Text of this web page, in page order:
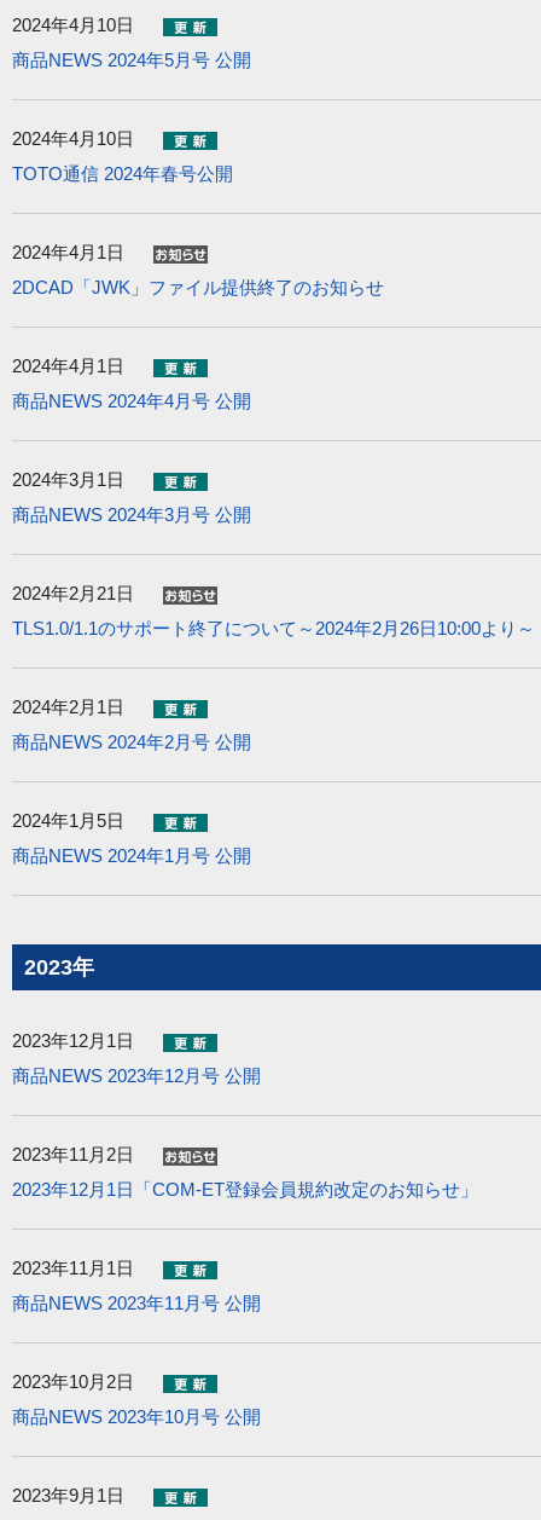
2024年4月10日
商品NEWS 2024年5月号 公開
2024年4月10日
TOTO通信 2024年春号公開
2024年4月1日
2DCAD「JWK」ファイル提供終了のお知らせ
2024年4月1日
商品NEWS 2024年4月号 公開
2024年3月1日
商品NEWS 2024年3月号 公開
2024年2月21日
TLS1.0/1.1のサポート終了について～2024年2月26日10:00より～
2024年2月1日
商品NEWS 2024年2月号 公開
2024年1月5日
商品NEWS 2024年1月号 公開
2023年
2023年12月1日
商品NEWS 2023年12月号 公開
2023年11月2日
2023年12月1日「COM-ET登録会員規約改定のお知らせ」
2023年11月1日
商品NEWS 2023年11月号 公開
2023年10月2日
商品NEWS 2023年10月号 公開
2023年9月1日